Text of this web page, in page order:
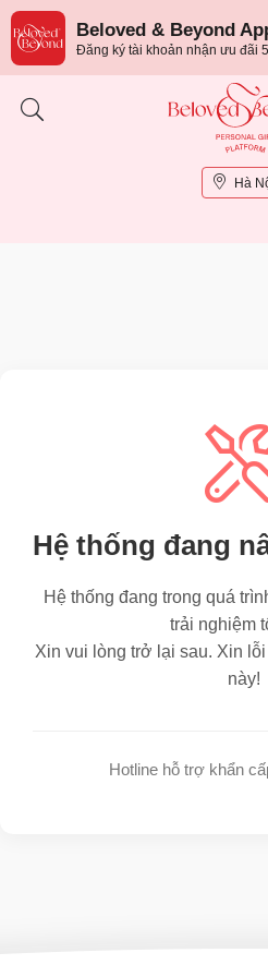
Beloved & Beyond
Đăng ký tài khoản nhận ưu đãi
Hà
Hệ thống đang
Hệ thống đang trong quá
trải nghiệm
Xin vui lòng trở lại sau. Xin
này!
Hotline hỗ trợ khẩn